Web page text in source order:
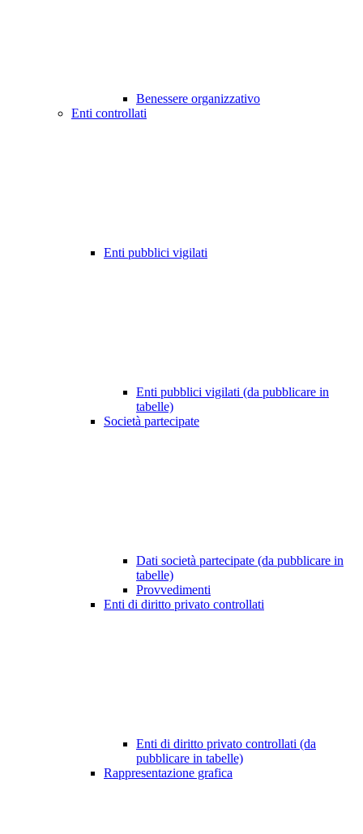
Benessere organizzativo
Enti controllati
Enti pubblici vigilati
Enti pubblici vigilati (da pubblicare in
tabelle)
Società partecipate
Dati società partecipate (da pubblicare in
tabelle)
Provvedimenti
Enti di diritto privato controllati
Enti di diritto privato controllati (da
pubblicare in tabelle)
Rappresentazione grafica